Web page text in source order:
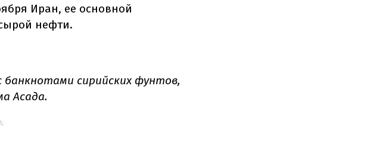
Иран, ее основной
нефти.
банкнотами сирийских фунтов,
Асада.